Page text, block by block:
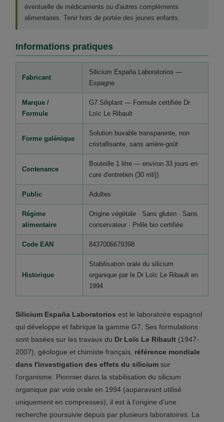
éventuelle de médicaments ou d'autres compléments
alimentaires. Tenir hors de portée des jeunes enfants.
Informations pratiques
Fabricant
Silicium España Laboratorios —
Espagne
Marque /
Formule
G7 Siliplant — Formule certifiée Dr
Loïc Le Ribault
Forme galénique
Solution buvable transparente, non
cristallisante, sans arrière-goût
Contenance
Bouteille 1 litre — environ 33 jours en
cure d'entretien (30 ml/j)
Public Adultes
Régime
alimentaire
Origine végétale · Sans gluten · Sans
conservateur · Prêle bio certifiée
Code EAN 8437006679398
Historique
Stabilisation orale du silicium
organique par le Dr Loïc Le Ribault en
1994
Silicium España Laboratorios est le laboratoire espagnol
qui développe et fabrique la gamme G7. Ses formulations
sont basées sur les travaux du Dr Loïc Le Ribault (1947-
2007), géologue et chimiste français, référence mondiale
dans l'investigation des effets du silicium sur
l'organisme. Pionnier dans la stabilisation du silicium
organique par voie orale en 1994 (auparavant utilisé
uniquement en compresses), il est à l'origine d'une
recherche poursuivie depuis par plusieurs laboratoires. La